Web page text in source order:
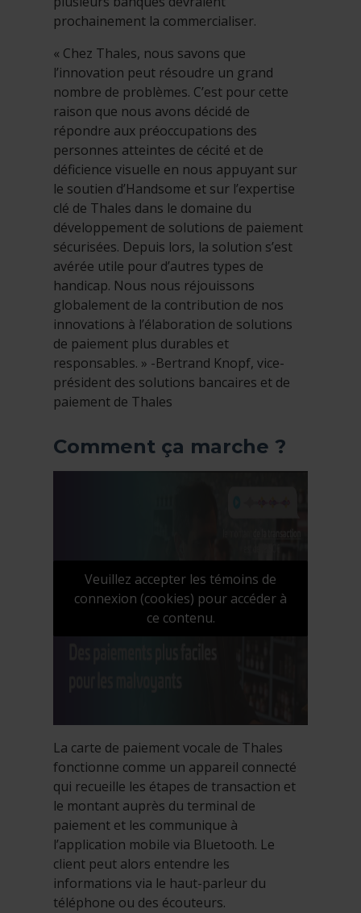
prochainement la commercialiser.
« Chez Thales, nous savons que
l’innovation peut résoudre un grand
nombre de problèmes. C’est pour cette
raison que nous avons décidé de
répondre aux préoccupations des
personnes atteintes de cécité et de
déficience visuelle en nous appuyant sur
le soutien d’Handsome et sur l’expertise
clé de Thales dans le domaine du
développement de solutions de paiement
sécurisées. Depuis lors, la solution s’est
avérée utile pour d’autres types de
handicap. Nous nous réjouissons
globalement de la contribution de nos
innovations à l’élaboration de solutions
de paiement plus durables et
responsables. » -Bertrand Knopf, vice-
président des solutions bancaires et de
paiement de Thales
Comment ça marche ?
Veuillez accepter les témoins de
connexion (cookies) pour accéder à
ce contenu.
La carte de paiement vocale de Thales
fonctionne comme un appareil connecté
qui recueille les étapes de transaction et
le montant auprès du terminal de
paiement et les communique à
l’application mobile via Bluetooth. Le
client peut alors entendre les
informations via le haut-parleur du
téléphone ou des écouteurs.